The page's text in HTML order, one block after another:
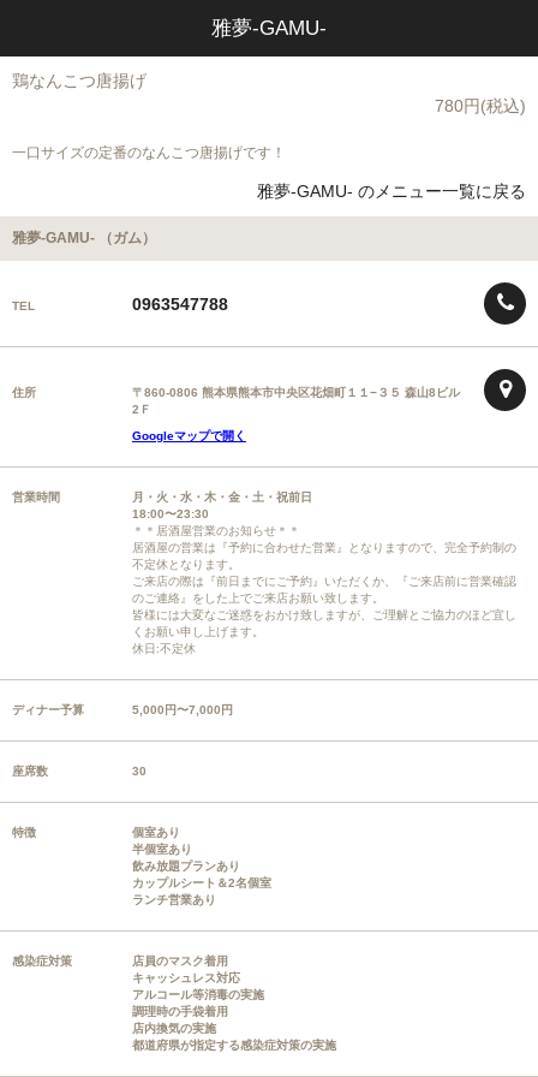
雅夢-GAMU-
鶏なんこつ唐揚げ
780円(税込)
一口サイズの定番のなんこつ唐揚げです！
雅夢-GAMU- のメニュー一覧に戻る
雅夢-GAMU- （ガム）
TEL 0963547788
住所
〒860-0806 熊本県熊本市中央区花畑町１１−３５ 森山8ビル
2Ｆ
Googleマップで開く
営業時間
月・火・水・木・金・土・祝前日
18:00〜23:30
＊＊居酒屋営業のお知らせ＊＊
居酒屋の営業は『予約に合わせた営業』となりますので、完全予約制の
不定休となります。
ご来店の際は『前日までにご予約』いただくか、『ご来店前に営業確認
のご連絡』をした上でご来店お願い致します。
皆様には大変なご迷惑をおかけ致しますが、ご理解とご協力のほど宜し
くお願い申し上げます。
休日:不定休
ディナー予算 5,000円〜7,000円
座席数 30
特徴
個室あり
半個室あり
飲み放題プランあり
カップルシート＆2名個室
ランチ営業あり
感染症対策
店員のマスク着用
キャッシュレス対応
アルコール等消毒の実施
調理時の手袋着用
店内換気の実施
都道府県が指定する感染症対策の実施